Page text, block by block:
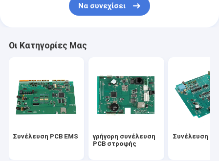
Εύκαμπτο PCBs
ιατρικό pcba
Βιομηχανική συνέλευση PCB
Να συνεχίσει
Οι Κατηγορίες Μας
Συνέλευση PCB EMS
γρήγορη συνέλευση
PCB στροφής
Συνέλευση